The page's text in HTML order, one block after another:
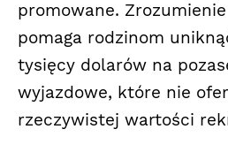
promowane.
pomaga rodzinom
tysięcy dolarów na
wyjazdowe, które nie
rzeczywistej wartości